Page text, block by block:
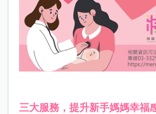
三大服務，提升新手媽媽幸福